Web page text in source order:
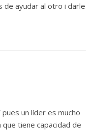
de ayudar al otro i darle
un líder es mucho
tiene capacidad de